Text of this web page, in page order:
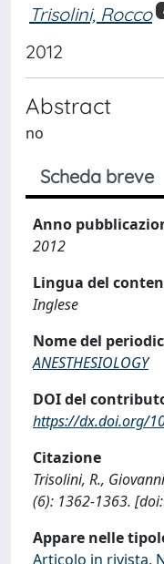
Trisolini, Rocco
2012
Abstract
no
Scheda breve
Anno
2012
Lingua del
Inglese
Nome del
ANESTHESIOLOGY
DOI del
https://dx.doi.org/
Citazione
Trisolini, R.,
(6): 1362-1363.
Appare nelle
Articolo in rivista,